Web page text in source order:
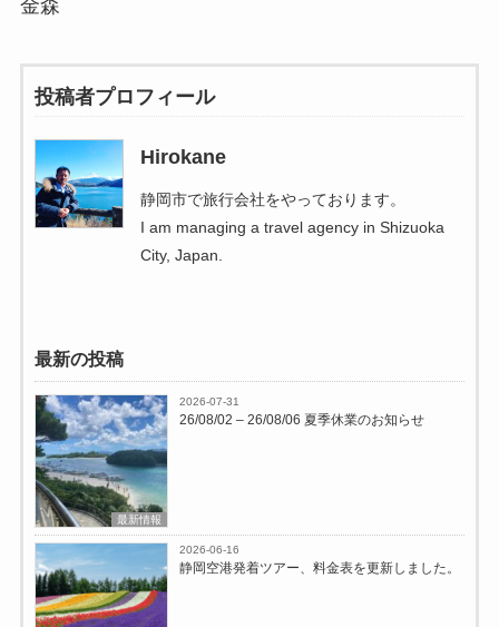
金森
投稿者プロフィール
Hirokane
静岡市で旅行会社をやっております。
I am managing a travel agency in Shizuoka
City, Japan.
最新の投稿
最新情報
2026-07-31
26/08/02 – 26/08/06 夏季休業のお知らせ
2026-06-16
静岡空港発着ツアー、料金表を更新しました。